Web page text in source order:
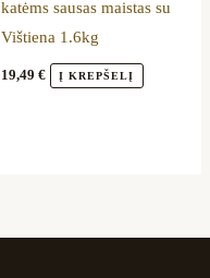
katėms sausas maistas su
Vištiena 1.6kg
19,49 € Į KREPŠELĮ